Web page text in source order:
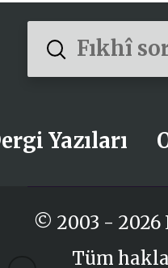
Search
Submit
Yazıları
© 2003 - 2026
Tüm